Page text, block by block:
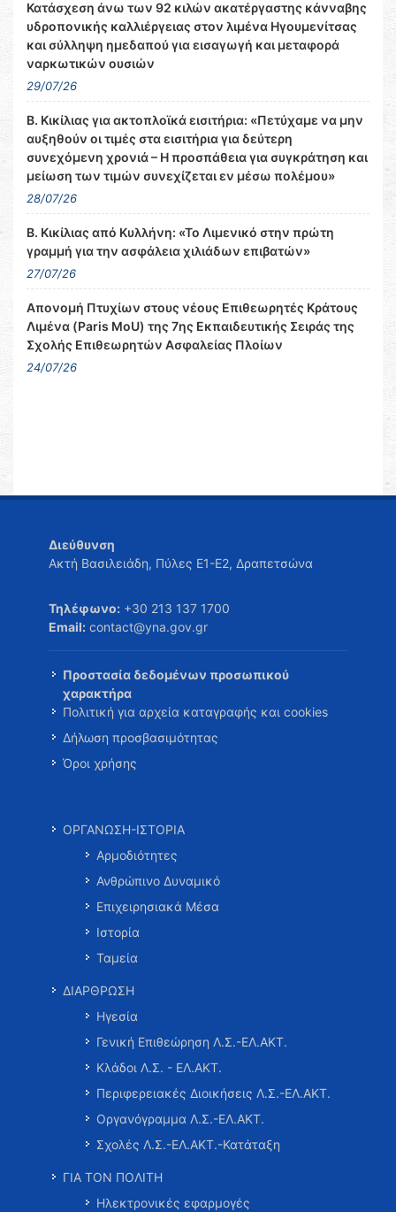
Κατάσχεση άνω των 92 κιλών ακατέργαστης κάνναβης
υδροπονικής καλλιέργειας στον λιμένα Ηγουμενίτσας
και σύλληψη ημεδαπού για εισαγωγή και μεταφορά
ναρκωτικών ουσιών
29/07/26
Β. Κικίλιας για ακτοπλοϊκά εισιτήρια: «Πετύχαμε να μην
αυξηθούν οι τιμές στα εισιτήρια για δεύτερη
συνεχόμενη χρονιά – Η προσπάθεια για συγκράτηση και
μείωση των τιμών συνεχίζεται εν μέσω πολέμου»
28/07/26
Β. Κικίλιας από Κυλλήνη: «Το Λιμενικό στην πρώτη
γραμμή για την ασφάλεια χιλιάδων επιβατών»
27/07/26
Απονομή Πτυχίων στους νέους Επιθεωρητές Κράτους
Λιμένα (Paris MoU) της 7ης Εκπαιδευτικής Σειράς της
Σχολής Επιθεωρητών Ασφαλείας Πλοίων
24/07/26
Διεύθυνση
Ακτή Βασιλειάδη, Πύλες Ε1-Ε2, Δραπετσώνα
Τηλέφωνο: +30 213 137 1700
Email: contact@yna.gov.gr
Προστασία δεδομένων προσωπικού
χαρακτήρα
Πολιτική για αρχεία καταγραφής και cookies
Δήλωση προσβασιμότητας
Όροι χρήσης
ΟΡΓΑΝΩΣΗ-ΙΣΤΟΡΙΑ
Αρμοδιότητες
Ανθρώπινο Δυναμικό
Επιχειρησιακά Μέσα
Ιστορία
Ταμεία
ΔΙΑΡΘΡΩΣΗ
Ηγεσία
Γενική Επιθεώρηση Λ.Σ.-ΕΛ.ΑΚΤ.
Κλάδοι Λ.Σ. - ΕΛ.ΑΚΤ.
Περιφερειακές Διοικήσεις Λ.Σ.-ΕΛ.ΑΚΤ.
Οργανόγραμμα Λ.Σ.-ΕΛ.ΑΚΤ.
Σχολές Λ.Σ.-ΕΛ.ΑΚΤ.-Κατάταξη
ΓΙΑ ΤΟΝ ΠΟΛΙΤΗ
Ηλεκτρονικές εφαρμογές